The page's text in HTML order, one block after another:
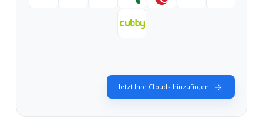
Jetzt Ihre Clouds hinzufügen